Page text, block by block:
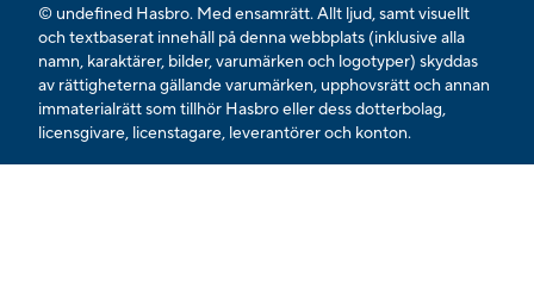
© undefined Hasbro. Med ensamrätt. Allt ljud, samt visuellt
och textbaserat innehåll på denna webbplats (inklusive alla
namn, karaktärer, bilder, varumärken och logotyper) skyddas
av rättigheterna gällande varumärken, upphovsrätt och annan
immaterialrätt som tillhör Hasbro eller dess dotterbolag,
licensgivare, licenstagare, leverantörer och konton.